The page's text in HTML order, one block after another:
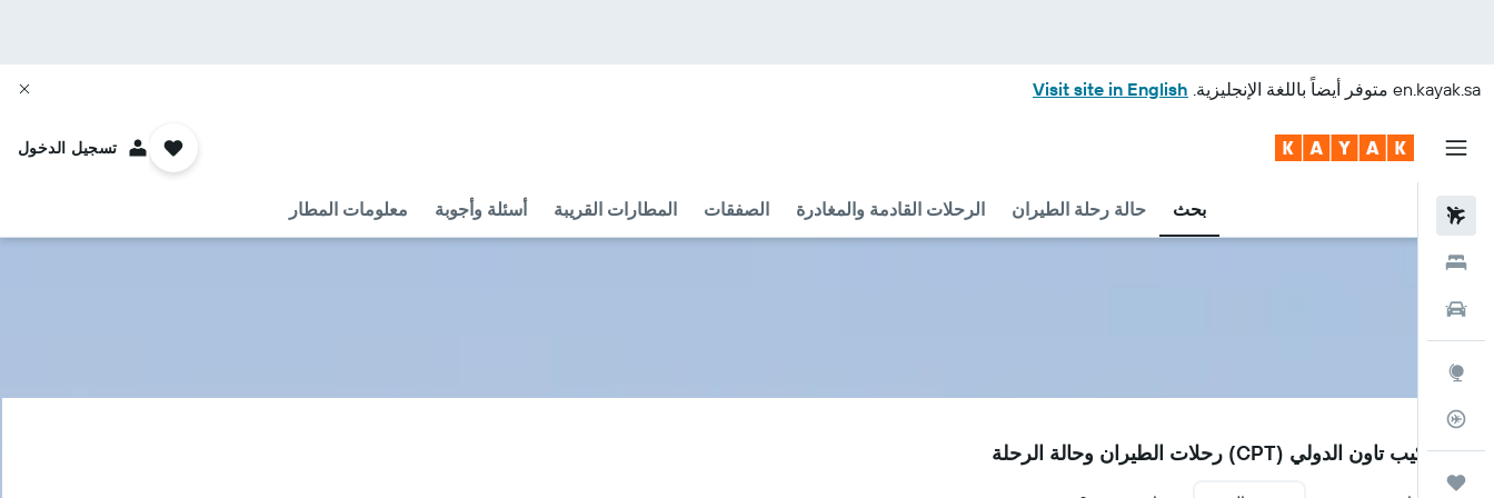
en.kayak.sa متوفر أيضاً باللغة الإنجليزية. Visit site in English
بحث حالة رحلة الطيران الرحلات القادمة والمغادرة الصفقات المطارات القريبة أسئلة وأجوبة معلومات المطار
تسجيل الدخول
CPT
مطار كيب تاون الدولي (CPT) رحلات الطيران وحالة الرحلة